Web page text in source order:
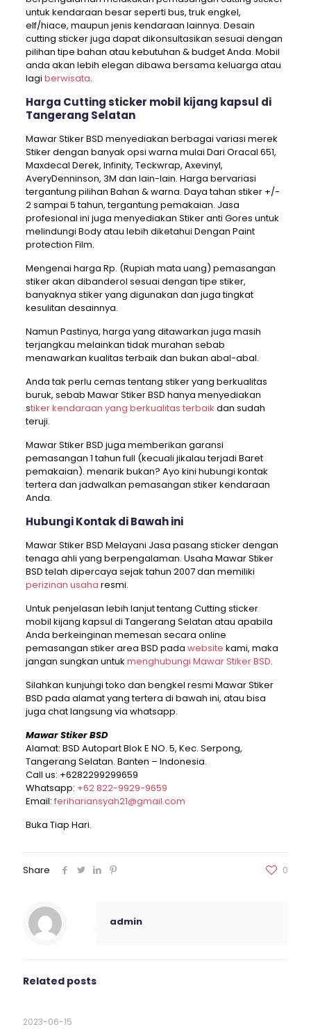
untuk kendaraan besar seperti bus, truk engkel,
elf/hiace, maupun jenis kendaraan lainnya. Desain
cutting sticker juga dapat dikonsultasikan sesuai dengan
pilihan tipe bahan atau kebutuhan & budget Anda. Mobil
anda akan lebih elegan dibawa bersama keluarga atau
lagi berwisata.
Harga Cutting sticker mobil kijang kapsul di
Tangerang Selatan
Mawar Stiker BSD menyediakan berbagai variasi merek
Stiker dengan banyak opsi warna mulai Dari Oracal 651,
Maxdecal Derek, Infinity, Teckwrap, Axevinyl,
AveryDenninson, 3M dan lain-lain. Harga bervariasi
tergantung pilihan Bahan & warna. Daya tahan stiker +/-
2 sampai 5 tahun, tergantung pemakaian. Jasa
profesional ini juga menyediakan Stiker anti Gores untuk
melindungi Body atau lebih diketahui Dengan Paint
protection Film.
Mengenai harga Rp. (Rupiah mata uang) pemasangan
stiker akan dibanderol sesuai dengan tipe stiker,
banyaknya stiker yang digunakan dan juga tingkat
kesulitan desainnya.
Namun Pastinya, harga yang ditawarkan juga masih
terjangkau melainkan tidak murahan sebab
menawarkan kualitas terbaik dan bukan abal-abal.
Anda tak perlu cemas tentang stiker yang berkualitas
buruk, sebab Mawar Stiker BSD hanya menyediakan
stiker kendaraan yang berkualitas terbaik dan sudah
teruji.
Mawar Stiker BSD juga memberikan garansi
pemasangan 1 tahun full (kecuali jikalau terjadi Baret
pemakaian). menarik bukan? Ayo kini hubungi kontak
tertera dan jadwalkan pemasangan stiker kendaraan
Anda.
Hubungi Kontak di Bawah ini
Mawar Stiker BSD Melayani Jasa pasang sticker dengan
tenaga ahli yang berpengalaman. Usaha Mawar Stiker
BSD telah dipercaya sejak tahun 2007 dan memiliki
perizinan usaha resmi.
Untuk penjelasan lebih lanjut tentang Cutting sticker
mobil kijang kapsul di Tangerang Selatan atau apabila
Anda berkeinginan memesan secara online
pemasangan stiker area BSD pada website kami, maka
jangan sungkan untuk menghubungi Mawar Stiker BSD.
Silahkan kunjungi toko dan bengkel resmi Mawar Stiker
BSD pada alamat yang tertera di bawah ini, atau bisa
juga chat langsung via whatsapp.
Mawar Stiker BSD
Alamat: BSD Autopart Blok E NO. 5, Kec. Serpong,
Tangerang Selatan. Banten – Indonesia.
Call us: +6282299299659
Whatsapp: +62 822-9929-9659
Email: ferihariansyah21@gmail.com
Buka Tiap Hari.
Share 0
admin
Related posts
2023-06-15